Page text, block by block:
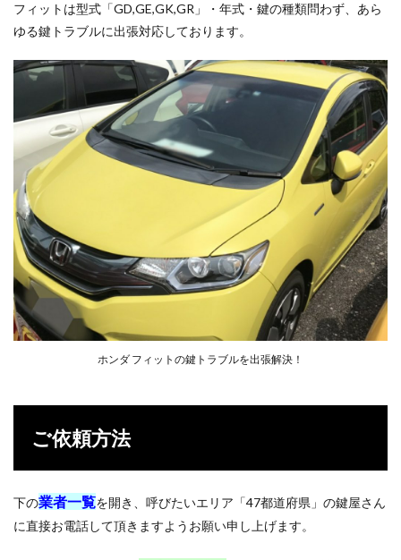
イモ
ビ有
4
種類
と作
業手
順
イザ
ーな
しの
フィ
ット
4.2
イモ
りの
キー
4.3
ート
キー
「つ
フィットは型式「GD,GE,GK,GR」・年式・鍵の種類問わず、あら
ゆる鍵トラブルに出張対応しております。
ホンダ フィットの鍵トラブルを出張解決！
ご依頼方法
下の業者一覧を開き、呼びたいエリア「47都道府県」の鍵屋さん
に直接お電話して頂きますようお願い申し上げます。